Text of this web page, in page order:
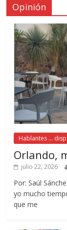
Opinión
Hablantes ...
Orlando,
julio 22, 2026
Por: Saúl
yo mucho
que me